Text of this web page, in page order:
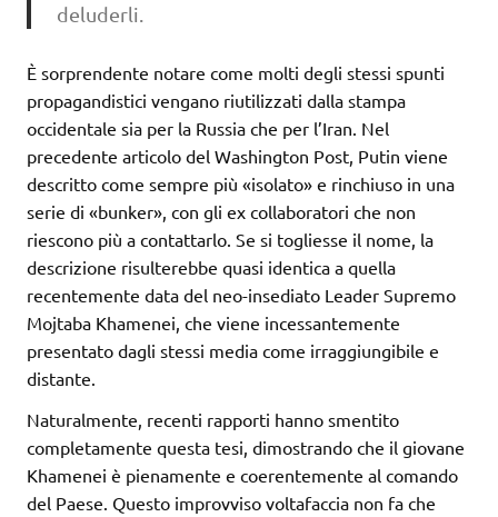
deluderli.
È sorprendente notare come molti degli stessi spunti
propagandistici vengano riutilizzati dalla stampa
occidentale sia per la Russia che per l’Iran. Nel
precedente articolo del Washington Post, Putin viene
descritto come sempre più «isolato» e rinchiuso in una
serie di «bunker», con gli ex collaboratori che non
riescono più a contattarlo. Se si togliesse il nome, la
descrizione risulterebbe quasi identica a quella
recentemente data del neo-insediato Leader Supremo
Mojtaba Khamenei, che viene incessantemente
presentato dagli stessi media come irraggiungibile e
distante.
Naturalmente, recenti rapporti hanno smentito
completamente questa tesi, dimostrando che il giovane
Khamenei è pienamente e coerentemente al comando
del Paese. Questo improvviso voltafaccia non fa che